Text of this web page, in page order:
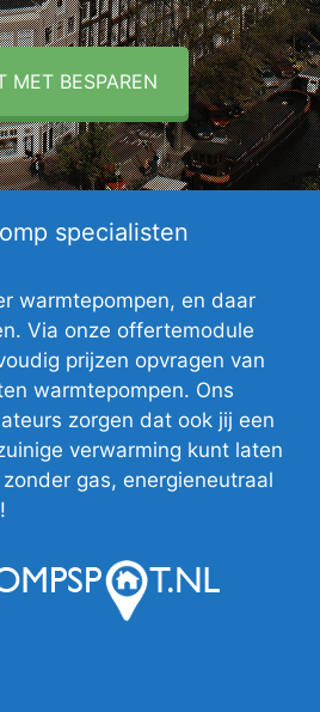
MET BESPAREN
specialisten
warmtepompen, en daar
Via onze offertemodule
prijzen opvragen van
warmtepompen. Ons
zorgen dat ook jij een
verwarming kunt laten
gas, energieneutraal